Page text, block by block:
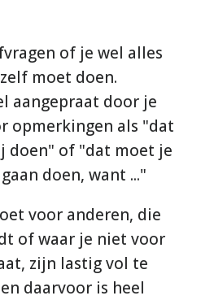
of je wel alles
moet doen.
aangepraat door je
opmerkingen als "dat
doen" of "dat moet je
doen, want ..."
voor anderen, die
of waar je niet voor
zijn lastig vol te
daarvoor is heel